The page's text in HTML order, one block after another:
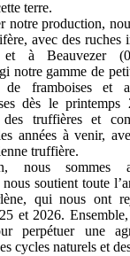
terre.
notre production,
avec des ruches
et à Beauvezer
notre gamme de
de framboises et
dès le
truffières et
années à venir,
truffière.
nous sommes
soutient toute
qui nous ont
et 2026.
perpétuer une
cycles naturels et